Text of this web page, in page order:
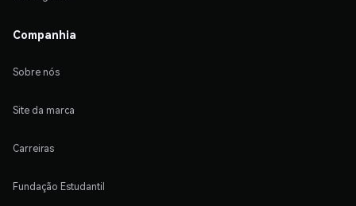
Companhia
Sobre nós
Site da marca
Carreiras
Fundação Estudantil